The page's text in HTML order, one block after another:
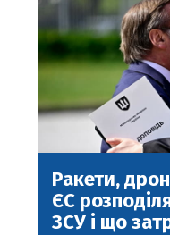
Ракети,
ЄС
ЗСУ і що